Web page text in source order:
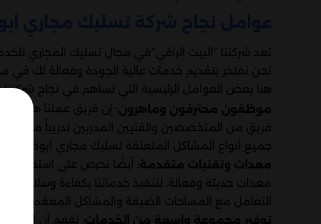
تعد شركتنا “البيت الراقي”في مجال تسليك المجاري
نحن نفتخر بتقديم خدمات عالية الجودة وفعالة لك
هنا بعض العوامل الرئيسية التي تساهم في نجاح شركتنا
موظفون محترفون وماهرون: إن فريق عملنا هو
فريق من المتخصصين والفنيين المدربين تدريباً ممتازاً.
جميع أنواع المشاكل المتعلقة تسليك مجاري ابوظبي
معدات وتقنيات متقدمة: أيضًا نحرص على استخدام
معدات حديثة وفعالة، لتنفيذ خدماتنا بكفاءة
التعامل مع المساحات الضيقة والمشاكل المعقدة
توفير مجموعة واسعة من الخدمات: نفهم أن